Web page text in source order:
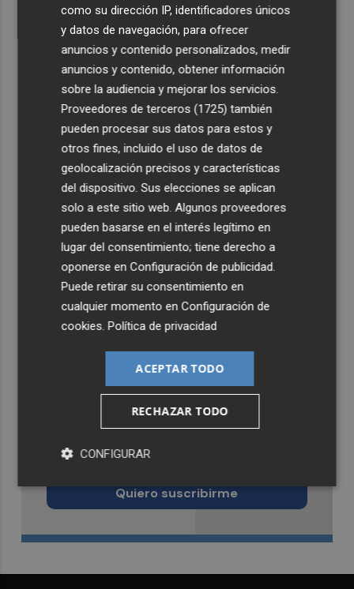
El talento murciano conquista Cimeria: Dagnino ilustra
'Aguas peligrosas' de Conan el Bárbaro
Castellón Plaza en tu correo
Quiero suscribirme
como su dirección IP, identificadores únicos
y datos de navegación, para ofrecer
anuncios y contenido personalizados, medir
anuncios y contenido, obtener información
sobre la audiencia y mejorar los servicios.
Proveedores de terceros (1725) también
pueden procesar sus datos para estos y
otros fines, incluido el uso de datos de
geolocalización precisos y características
del dispositivo. Sus elecciones se aplican
solo a este sitio web. Algunos proveedores
pueden basarse en el interés legítimo en
lugar del consentimiento; tiene derecho a
oponerse enConfiguración de publicidad.
Puede retirar su consentimiento en
cualquier momento enConfiguración de
cookies.Política de privacidad
ACEPTAR TODO
RECHAZAR TODO
CONFIGURAR